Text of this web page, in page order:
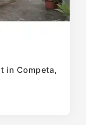
in Competa,